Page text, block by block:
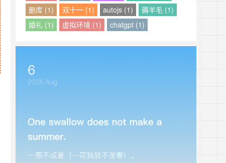
删库 (1)
双十一 (1) autojs (1)
薅羊毛 (1)
婚礼 (1)
虚拟环境 (1) chatgpt (1)